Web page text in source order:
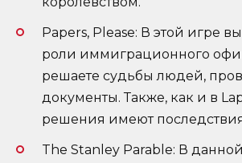
Papers, Please: В этой игре
роли иммиграционного
решаете судьбы людей,
документы. Также, как и в
решения имеют
The Stanley Parable: В